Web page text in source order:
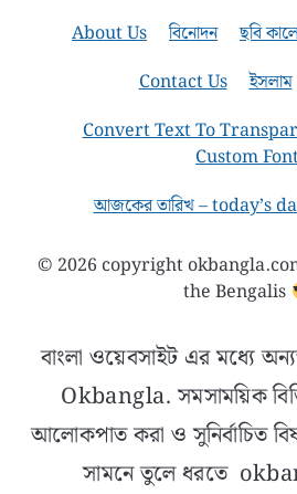
About Us বিনোদন ছবি
Contact Us
ইসলাম
Convert Text To
Custom
আজকের তারিখ – today’s
© 2026 copyright
the Bengalis
বাংলা ওয়েবসাইট এর মধ্যে
Okbangla. সমসাময়িক
আলোকপাত করা ও সুনির্বাচিত
সামনে তুলে ধরতে